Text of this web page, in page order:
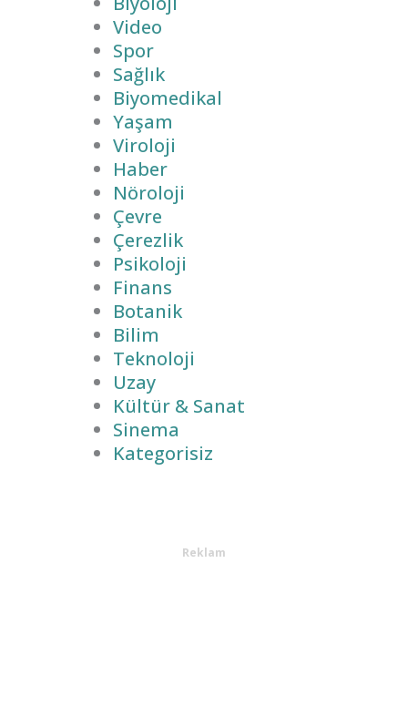
Video
Spor
Sağlık
Biyomedikal
Yaşam
Viroloji
Haber
Nöroloji
Çevre
Çerezlik
Psikoloji
Finans
Botanik
Bilim
Teknoloji
Uzay
Kültür & Sanat
Sinema
Kategorisiz
Reklam